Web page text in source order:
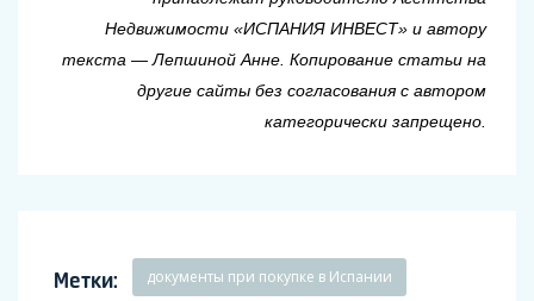
Недвижимости «ИСПАНИЯ ИНВЕСТ» и автору
текста — Лепшиной Анне. Копирование статьи на
другие сайты без согласования с автором
категорически запрещено.
Метки: документы при покупке в Испании